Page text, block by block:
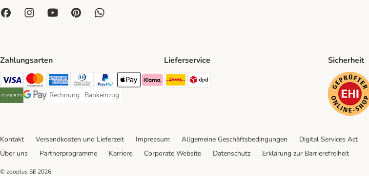
Zahlungsarten
Visa Payment Method
Mastercard Payment Method
American Express Payment Method
Diners Club Payment Method
PayPal Payment Method
Apple Pay Payment Method
Klarna Payment Method
Riverty Payment Method
Google Pay Payment Method
Rechnung
Rechnung Payment Method
Bankeinzug
Bankeinzug Payment Method
Lieferservice
DHL Shipping Method
Sicherheit
Kontakt Versandkosten und Lieferzeit Impressum Allgemeine Geschäftsbedingungen Digital Services Act
Über uns
Partnerprogramme Karriere Corporate Website Datenschutz Erklärung zur Barrierefreiheit
© zooplus SE 2026